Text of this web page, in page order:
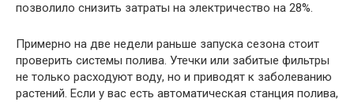
позволило снизить затраты на электричество на 28%.
Примерно на две недели раньше запуска сезона стоит
проверить системы полива. Утечки или забитые фильтры
не только расходуют воду, но и приводят к заболеванию
растений. Если у вас есть автоматическая станция полива,